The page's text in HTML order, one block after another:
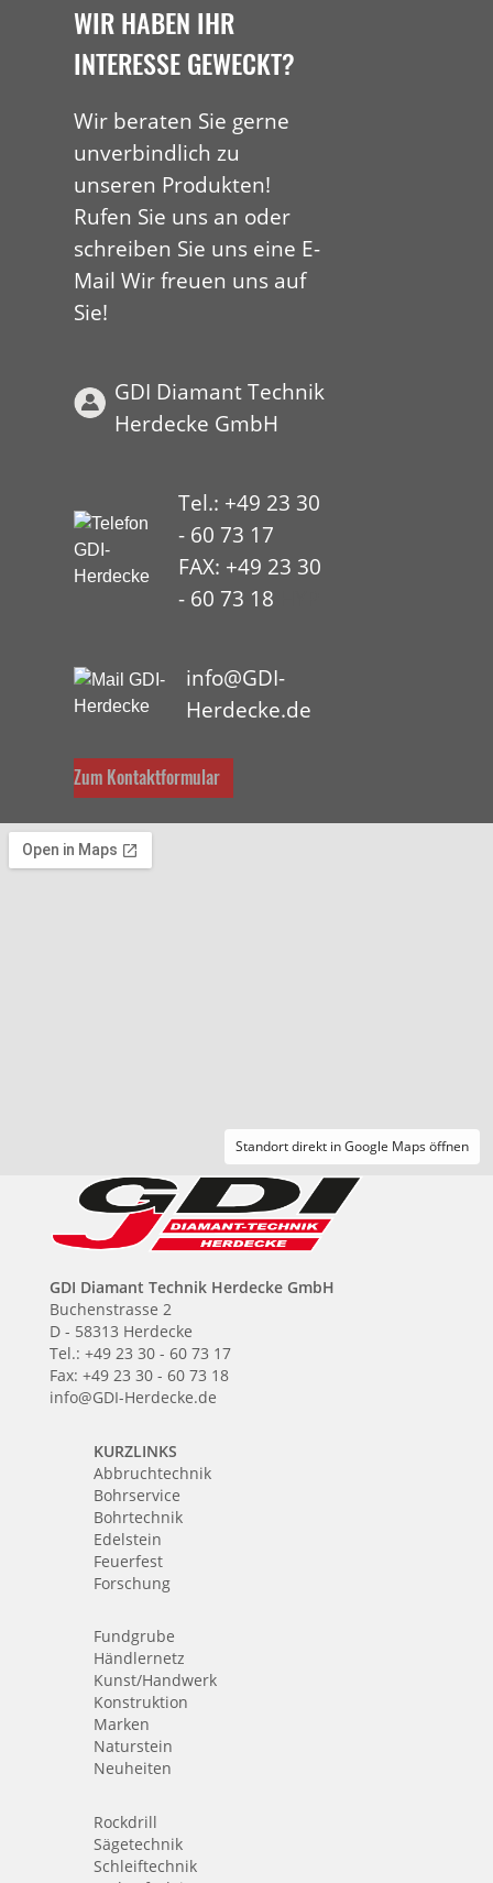
WIR HABEN IHR
INTERESSE GEWECKT?
Wir beraten Sie gerne
unverbindlich zu
unseren Produkten!
Rufen Sie uns an oder
schreiben Sie uns eine E-
Mail Wir freuen uns auf
Sie!
GDI Diamant Technik
Herdecke GmbH
Tel.: +49 23 30
- 60 73 17
FAX: +49 23 30
- 60 73 18
info@GDI-
Herdecke.de
Zum Kontaktformular
Standort direkt in Google Maps öffnen
GDI Diamant Technik Herdecke GmbH
Buchenstrasse 2
D - 58313 Herdecke
Tel.: +49 23 30 - 60 73 17
Fax: +49 23 30 - 60 73 18
info@GDI-Herdecke.de
KURZLINKS
Abbruchtechnik
Bohrservice
Bohrtechnik
Edelstein
Feuerfest
Forschung
Fundgrube
Händlernetz
Kunst/Handwerk
Konstruktion
Marken
Naturstein
Neuheiten
Rockdrill
Sägetechnik
Schleiftechnik